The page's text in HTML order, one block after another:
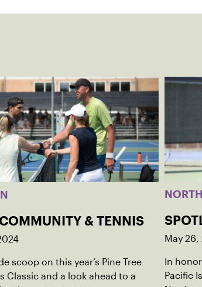
COMMUNITY & TENNIS
scoop on this year’s Pine Tree
Classic and a look ahead to a
May 26,
In
Pacific